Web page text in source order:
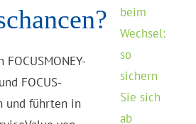
FOCUS-
und führten in
beim
Wechsel:
so
sichern
Sie sich
ab